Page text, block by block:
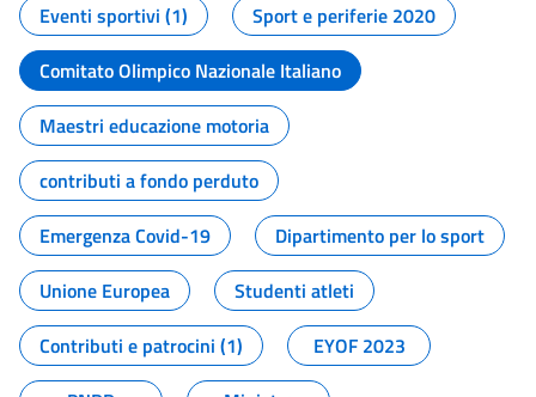
Eventi sportivi (1)
Sport e periferie 2020
Comitato Olimpico Nazionale Italiano
Maestri educazione motoria
contributi a fondo perduto
Emergenza Covid-19
Dipartimento per lo sport
Unione Europea
Studenti atleti
Contributi e patrocini (1)
EYOF 2023